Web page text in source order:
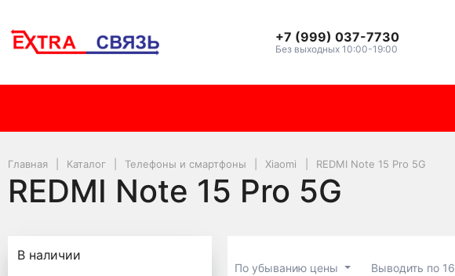
+7 (999) 037-7730
Без выходных 10:00-19:00
Главная Каталог Телефоны и смартфоны Xiaomi REDMI Note 15 Pro 5G
REDMI Note 15 Pro 5G
По убыванию цены Выводить по 16
Подбор параметров
В наличии